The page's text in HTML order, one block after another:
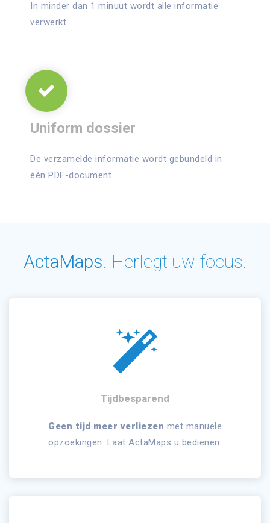
In minder dan 1 minuut wordt alle informatie
verwerkt.
Uniform dossier
De verzamelde informatie wordt gebundeld in
één PDF-document.
ActaMaps. Herlegt uw focus.
Tijdbesparend
Geen tijd meer verliezen met manuele
opzoekingen. Laat ActaMaps u bedienen.